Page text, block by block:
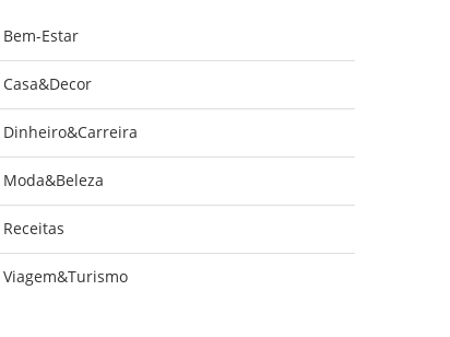
Bem-Estar
Casa&Decor
Dinheiro&Carreira
Moda&Beleza
Receitas
Viagem&Turismo